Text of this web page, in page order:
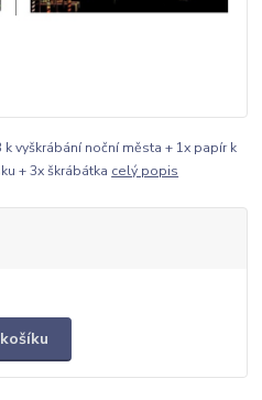
vyškrábání noční města + 1x papír k
+ 3x škrábátka celý popis